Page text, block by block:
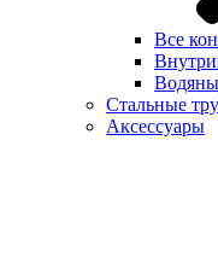
Все
Стальные
Аксессуары